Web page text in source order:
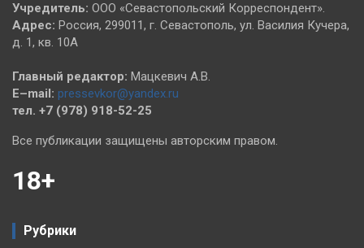
Учредитель: ООО «Севастопольский Корреспондент».
Адрес: Россия, 299011, г. Севастополь, ул. Василия Кучера,
д. 1, кв. 10А
Главный редактор: Мацкевич А.В.
E–mail: pressevkor@yandex.ru
тел. +7 (978) 918-52-25
Все публикации защищены авторским правом.
18+
Рубрики